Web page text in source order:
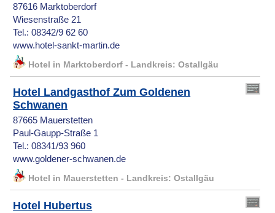
87616 Marktoberdorf
Wiesenstraße 21
Tel.: 08342/9 62 60
www.hotel-sankt-martin.de
Hotel in Marktoberdorf - Landkreis: Ostallgäu
Hotel Landgasthof Zum Goldenen
Schwanen
87665 Mauerstetten
Paul-Gaupp-Straße 1
Tel.: 08341/93 960
www.goldener-schwanen.de
Hotel in Mauerstetten - Landkreis: Ostallgäu
Hotel Hubertus